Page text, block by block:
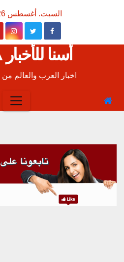
السبت. أغسطس 8th, 2026
أسنا للأخبار ASNA
اخبار العرب والعالم من